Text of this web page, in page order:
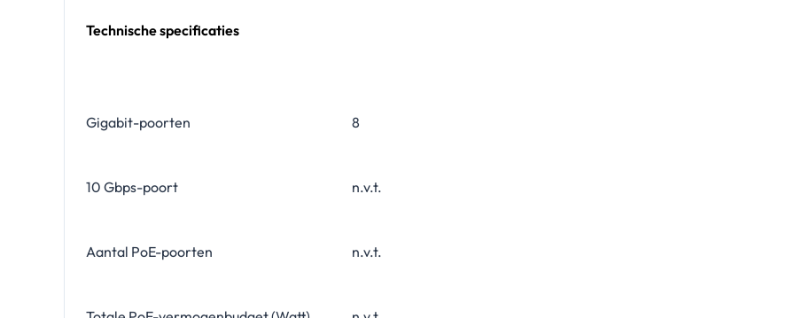
Technische specificaties
Gigabit-poorten 8
10 Gbps-poort n.v.t.
Aantal PoE-poorten n.v.t.